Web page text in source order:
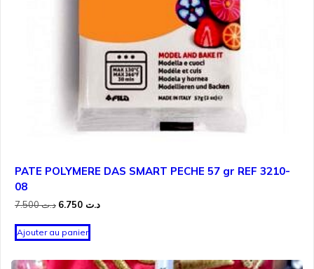
PATE POLYMERE DAS SMART PECHE 57 gr REF 3210-
08
د.ت7.500
Le
initial
était :
د.تLe
Ajouter au panier